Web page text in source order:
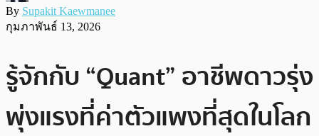
By Supakit Kaewmanee
กุมภาพันธ์ 13, 2026
รู้จักกับ “Quant” อาชีพดาวรุ่ง
พุ่งแรงที่ค่าตัวแพงที่สุดในโลก